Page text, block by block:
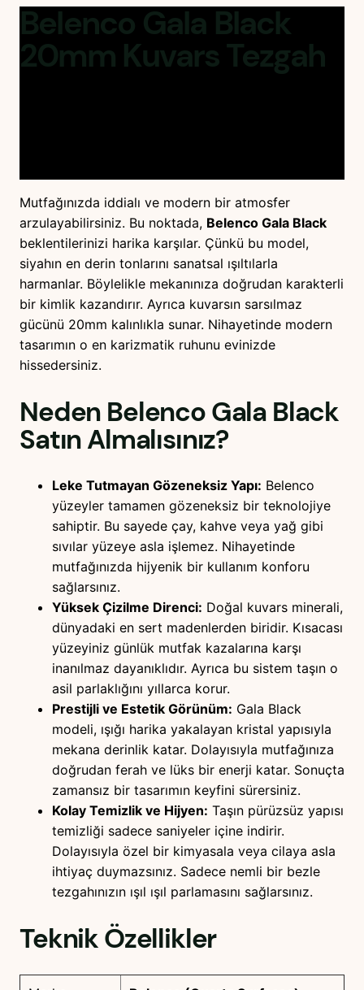
Belenco Gala Black
20mmKuvars Tezgah
Mutfağınızda iddialı ve modern bir atmosfer
arzulayabilirsiniz. Bu noktada, Belenco Gala Black
beklentilerinizi harika karşılar. Çünkü bu model,
siyahın en derin tonlarını sanatsal ışıltılarla
harmanlar. Böylelikle mekanınıza doğrudan karakterli
bir kimlik kazandırır. Ayrıca kuvarsın sarsılmaz
gücünü 20mm kalınlıkla sunar. Nihayetinde modern
tasarımın o en karizmatik ruhunu evinizde
hissedersiniz.
Neden Belenco Gala Black
Satın Almalısınız?
Leke Tutmayan Gözeneksiz Yapı: Belenco
yüzeyler tamamen gözeneksiz bir teknolojiye
sahiptir. Bu sayede çay, kahve veya yağ gibi
sıvılar yüzeye asla işlemez. Nihayetinde
mutfağınızda hijyenik bir kullanım konforu
sağlarsınız.
Yüksek Çizilme Direnci: Doğal kuvars minerali,
dünyadaki en sert madenlerden biridir. Kısacası
yüzeyiniz günlük mutfak kazalarına karşı
inanılmaz dayanıklıdır. Ayrıca bu sistem taşın o
asil parlaklığını yıllarca korur.
Prestijli ve Estetik Görünüm: Gala Black
modeli, ışığı harika yakalayan kristal yapısıyla
mekana derinlik katar. Dolayısıyla mutfağınıza
doğrudan ferah ve lüks bir enerji katar. Sonuçta
zamansız bir tasarımın keyfini sürersiniz.
Kolay Temizlik ve Hijyen: Taşın pürüzsüz yapısı
temizliği sadece saniyeler içine indirir.
Dolayısıyla özel bir kimyasala veya cilaya asla
ihtiyaç duymazsınız. Sadece nemli bir bezle
tezgahınızın ışıl ışıl parlamasını sağlarsınız.
Teknik Özellikler